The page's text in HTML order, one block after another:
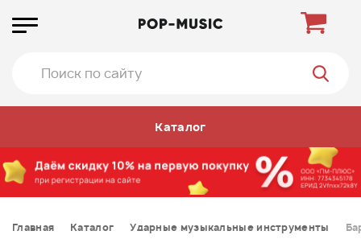
Каталог
Главная Каталог Ударные музыкальные инструменты